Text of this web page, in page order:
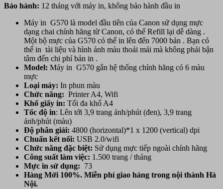
Bảo hành: 12 tháng với máy in, không bảo hành đầu in
Máy in G570 là model đầu tiên của Canon sử dụng mực
dạng chai chính hãng từ Canon, có thể Refill lại dễ dàng .
Một bộ mực của G570 có thể in lên đến 7000 bản . Bạn có
thể in tài liệu và hình ảnh màu thoải mái mà không phải bận
tâm đến chi phí bản in .
Model: Máy in G570 gắn hệ thống chính hãng có 6 màu
mực
Loại máy: In phun màu
Chức năng: Printer A4, Wifi
Khổ giấy in: Tối đa khổ A4
Tốc độ in: Lên tới 3,9 trang ảnh/phút (đen), 3,9 trang
ảnh/phút (màu)
Độ phân giải: 4800 (horizontal)*1 x 1200 (vertical) dpi
Chuẩn kết nối: USB 2.0/wifi
Chức năng đặc biệt: Sử dụng mực tiếp ngoài chính hãng
Công suất làm việc: 1.500 trang / tháng
Mực in sử dụng: 73
Hàng Mới 100%. Miễn phí giao hàng trong nội thành Hà
Nội.